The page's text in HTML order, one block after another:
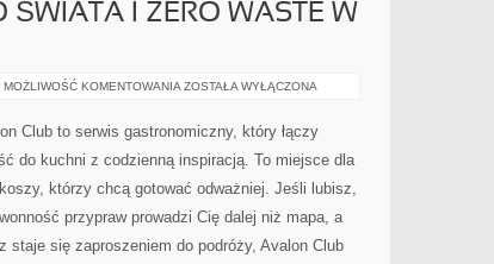
I ZERO WASTE W
MOŻLIWOŚĆ KOMENTOWANIA ŚNIADANIA
ŚWIATA
I
WASTE
KUCHNI
ZOSTAŁA WYŁĄCZONA
Club to serwis gastronomiczny, który łączy
do kuchni z codzienną inspiracją. To miejsce dla
którzy chcą gotować odważniej. Jeśli lubisz,
przypraw prowadzi Cię dalej niż mapa, a
staje się zaproszeniem do podróży, Avalon Club